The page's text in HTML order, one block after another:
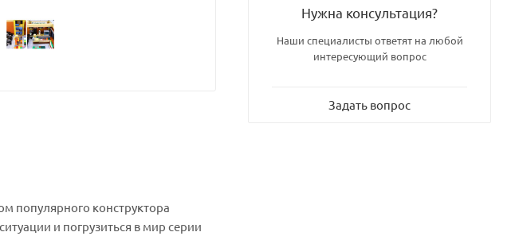
популярного конструктора
и погрузиться в мир серии
Нужна консультация?
Наши специалисты ответят на любой
интересующий вопрос
Задать вопрос